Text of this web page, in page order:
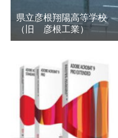
県立彦根翔陽高等学校
（旧 彦根工業）